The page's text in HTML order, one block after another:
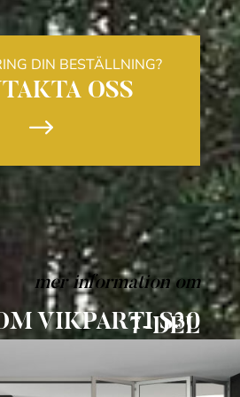
DIN BESTÄLLNING?
OSS
$
mer information om
VIKPARTI S30
7-DEL